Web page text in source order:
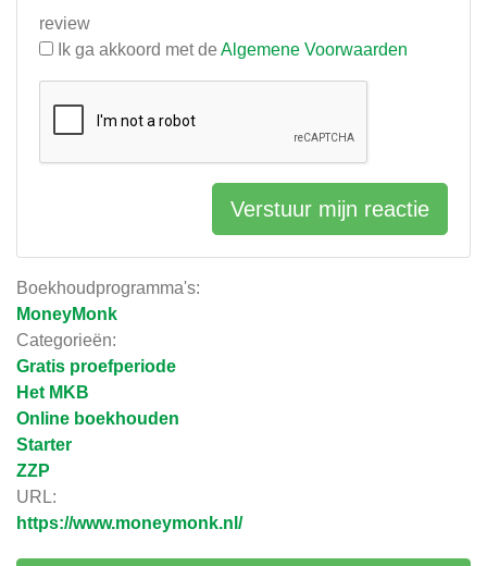
Boekhoudprogramma's:
MoneyMonk
Categorieën:
Gratis proefperiode
Het MKB
Online boekhouden
Starter
ZZP
URL:
https://www.moneymonk.nl/
review
Ik ga akkoord met de Algemene Voorwaarden
Verstuur mijn reactie